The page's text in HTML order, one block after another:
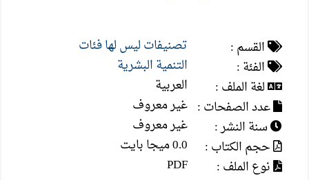
القسم :
تصنيفات ليس لها فئات
الفئة :
التنمية البشرية
لغة الملف :
العربية
عدد الصفحات : غير معروف
سنة النشر :
غير معروف
حجم الكتاب :
0.0 ميجا بايت
نوع الملف :
PDF